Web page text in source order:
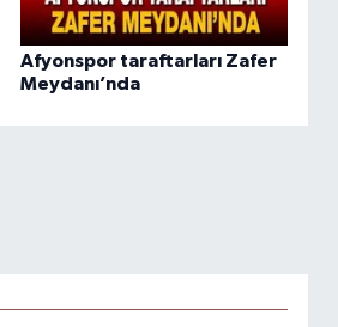
Afyonspor taraftarları Zafer
Meydanı’nda